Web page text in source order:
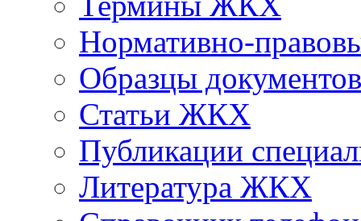
Нормативно-
Образцы документов
Статьи ЖКХ
Публикации
Литература ЖКХ